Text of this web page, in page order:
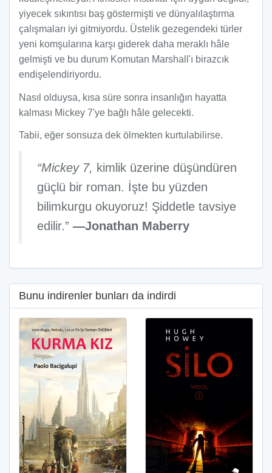
yiyecek sıkıntısı baş göstermişti ve dünyalılaştırma
çalışmaları iyi gitmiyordu. Üstelik gezegendeki türler
yeni komşularına karşı giderek daha meraklı hâle
gelmişti ve bu durum Komutan Marshall'ı birazcık
endişelendiriyordu.
Nasıl olduysa, kısa süre sonra insanlığın hayatta
kalması Mickey 7'ye bağlı hâle gelecekti.
Tabii, eğer sonsuza dek ölmekten kurtulabilirse.
“Mickey 7, kimlik üzerine düşündüren
güçlü bir roman. İşte bu yüzden
bilimkurgu okuyoruz! Şiddetle tavsiye
edilir.” —Jonathan Maberry
Bunu indirenler bunları da indirdi